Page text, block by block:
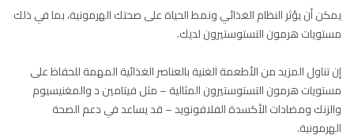
يمكن أن يؤثر النظام الغذائي ونمط الحياة على صحتك الهرمونية، بما في ذلك
مستويات هرمون التستوستيرون لديك.
إن تناول المزيد من الأطعمة الغنية بالعناصر الغذائية المهمة للحفاظ على
مستويات هرمون التستوستيرون المثالية – مثل فيتامين د والمغنيسيوم
والزنك ومضادات الأكسدة الفلافونويد – قد يساعد في دعم الصحة
الهرمونية.